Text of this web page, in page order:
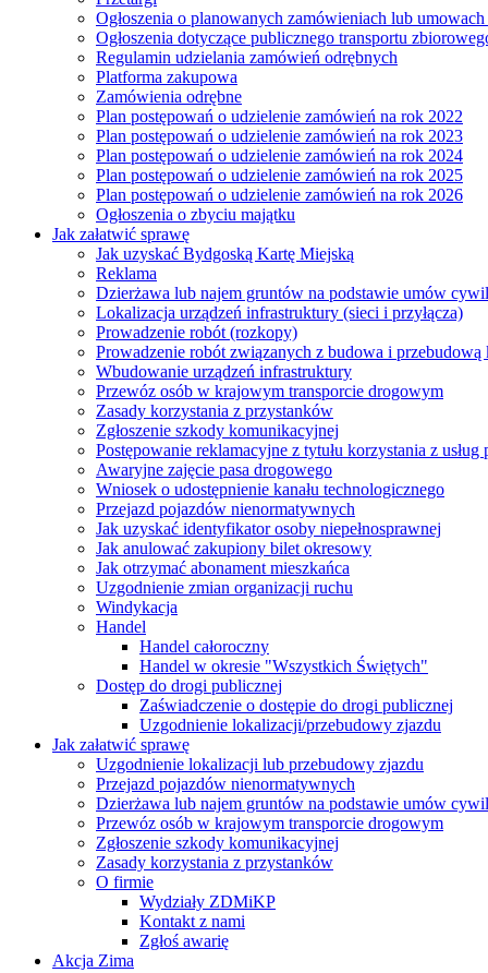
Ogłoszenia o planowanych zamówieniach lub
Ogłoszenia dotyczące publicznego transportu
Regulamin udzielania zamówień odrębnych
Platforma zakupowa
Zamówienia odrębne
Plan postępowań o udzielenie zamówień na rok 2022
Plan postępowań o udzielenie zamówień na rok 2023
Plan postępowań o udzielenie zamówień na rok 2024
Plan postępowań o udzielenie zamówień na rok 2025
Plan postępowań o udzielenie zamówień na rok 2026
Ogłoszenia o zbyciu majątku
Jak załatwić sprawę
Jak uzyskać Bydgoską Kartę Miejską
Reklama
Dzierżawa lub najem gruntów na podstawie umów
Lokalizacja urządzeń infrastruktury (sieci i przyłącza)
Prowadzenie robót (rozkopy)
Prowadzenie robót związanych z budowa i przebudową
Wbudowanie urządzeń infrastruktury
Przewóz osób w krajowym transporcie drogowym
Zasady korzystania z przystanków
Zgłoszenie szkody komunikacyjnej
Postępowanie reklamacyjne z tytułu korzystania z
Awaryjne zajęcie pasa drogowego
Wniosek o udostępnienie kanału technologicznego
Przejazd pojazdów nienormatywnych
Jak uzyskać identyfikator osoby niepełnosprawnej
Jak anulować zakupiony bilet okresowy
Jak otrzymać abonament mieszkańca
Uzgodnienie zmian organizacji ruchu
Windykacja
Handel
Handel całoroczny
Handel w okresie "Wszystkich Świętych"
Dostęp do drogi publicznej
Zaświadczenie o dostępie do drogi publicznej
Uzgodnienie lokalizacji/przebudowy zjazdu
Jak załatwić sprawę
Uzgodnienie lokalizacji lub przebudowy zjazdu
Przejazd pojazdów nienormatywnych
Dzierżawa lub najem gruntów na podstawie umów
Przewóz osób w krajowym transporcie drogowym
Zgłoszenie szkody komunikacyjnej
Zasady korzystania z przystanków
O firmie
Wydziały ZDMiKP
Kontakt z nami
Zgłoś awarię
Akcja Zima